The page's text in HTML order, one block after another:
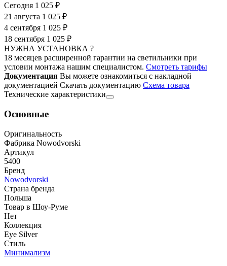
Сегодня 1 025 ₽
21 августа 1 025 ₽
4 сентября 1 025 ₽
18 сентября 1 025 ₽
НУЖНА УСТАНОВКА ?
18 месяцев расширенной гарантии на светильники при
условии монтажа нашим специалистом. Смотреть тарифы
Документация Вы можете ознакомиться с накладной
документацией Скачать документацию Cхема товара
Технические характеристики
Основные
Оригинальность
Фабрика Nowodvorski
Артикул
5400
Бренд
Nowodvorski
Страна бренда
Польша
Товар в Шоу-Руме
Нет
Коллекция
Eye Silver
Стиль
Минимализм